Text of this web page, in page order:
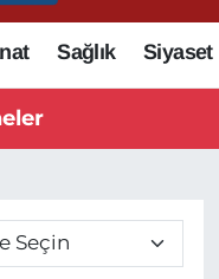
Sağlık Siyaset